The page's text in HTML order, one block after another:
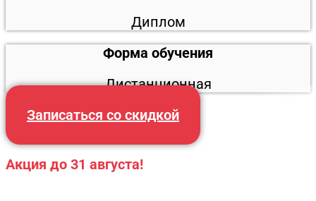
Диплом
Форма обучения
Дистанционная
Записаться со скидкой
Акция до 31 августа!